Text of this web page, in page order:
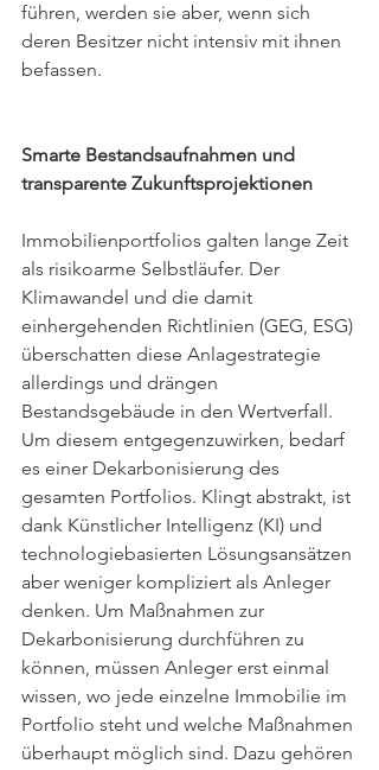
führen, werden sie aber, wenn sich
deren Besitzer nicht intensiv mit ihnen
befassen.
Smarte Bestandsaufnahmen und
transparente Zukunftsprojektionen
Immobilienportfolios galten lange Zeit
als risikoarme Selbstläufer. Der
Klimawandel und die damit
einhergehenden Richtlinien (GEG, ESG)
überschatten diese Anlagestrategie
allerdings und drängen
Bestandsgebäude in den Wertverfall.
Um diesem entgegenzuwirken, bedarf
es einer Dekarbonisierung des
gesamten Portfolios. Klingt abstrakt, ist
dank Künstlicher Intelligenz (KI) und
technologiebasierten Lösungsansätzen
aber weniger kompliziert als Anleger
denken. Um Maßnahmen zur
Dekarbonisierung durchführen zu
können, müssen Anleger erst einmal
wissen, wo jede einzelne Immobilie im
Portfolio steht und welche Maßnahmen
überhaupt möglich sind. Dazu gehören